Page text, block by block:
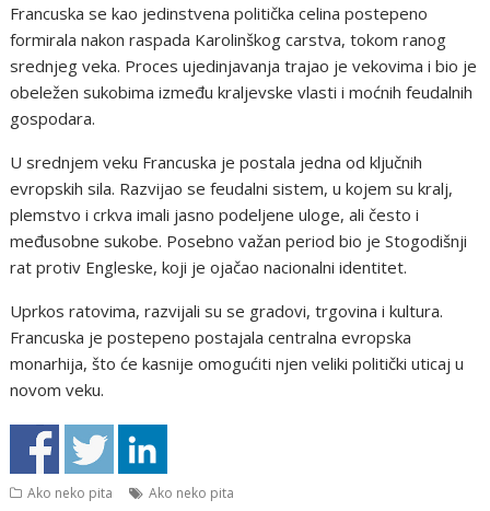
Francuska se kao jedinstvena politička celina postepeno
formirala nakon raspada Karolinškog carstva, tokom ranog
srednjeg veka. Proces ujedinjavanja trajao je vekovima i bio je
obeležen sukobima između kraljevske vlasti i moćnih feudalnih
gospodara.
U srednjem veku Francuska je postala jedna od ključnih
evropskih sila. Razvijao se feudalni sistem, u kojem su kralj,
plemstvo i crkva imali jasno podeljene uloge, ali često i
međusobne sukobe. Posebno važan period bio je Stogodišnji
rat protiv Engleske, koji je ojačao nacionalni identitet.
Uprkos ratovima, razvijali su se gradovi, trgovina i kultura.
Francuska je postepeno postajala centralna evropska
monarhija, što će kasnije omogućiti njen veliki politički uticaj u
novom veku.
Ako neko pita Ako neko pita